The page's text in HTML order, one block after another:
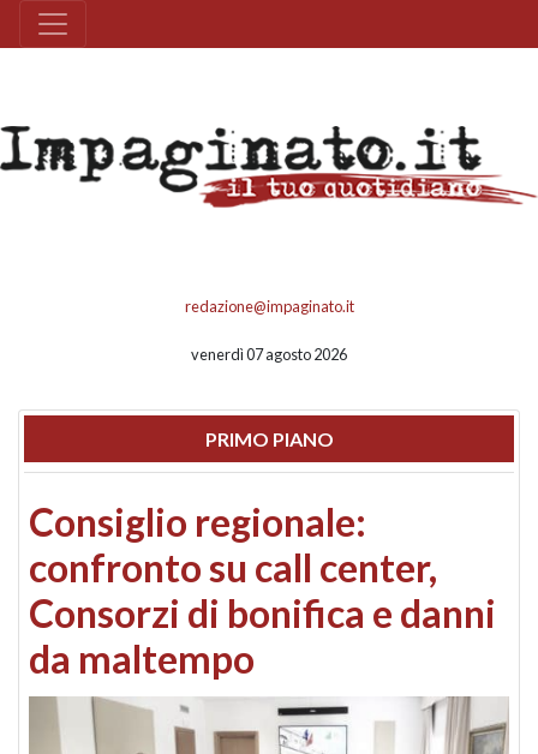
redazione@impaginato.it
venerdì 07 agosto 2026
PRIMO PIANO
Consiglio regionale:
confronto su call center,
Consorzi di bonifica e danni
da maltempo